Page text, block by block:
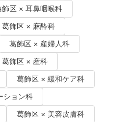
飾区 × 耳鼻咽喉科
葛飾区 × 麻酔科
葛飾区 × 産婦人科
葛飾区 × 産科
葛飾区 × 緩和ケア科
ション科
葛飾区 × 美容皮膚科